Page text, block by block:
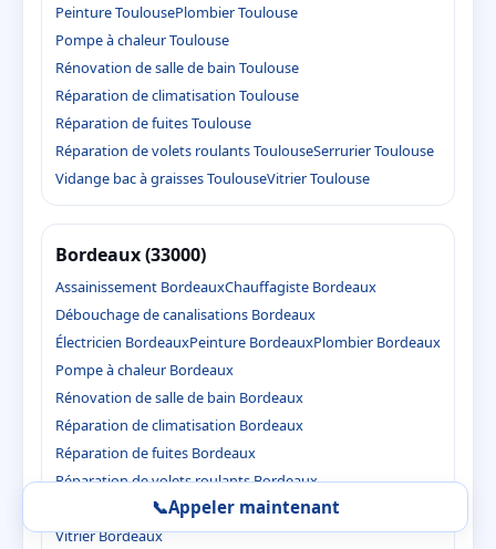
Peinture ToulousePlombier Toulouse
Pompe à chaleur Toulouse
Rénovation de salle de bain Toulouse
Réparation de climatisation Toulouse
Réparation de fuites Toulouse
Réparation de volets roulants ToulouseSerrurier Toulouse
Vidange bac à graisses ToulouseVitrier Toulouse
Bordeaux (33000)
Assainissement BordeauxChauffagiste Bordeaux
Débouchage de canalisations Bordeaux
Électricien BordeauxPeinture BordeauxPlombier Bordeaux
Pompe à chaleur Bordeaux
Rénovation de salle de bain Bordeaux
Réparation de climatisation Bordeaux
Réparation de fuites Bordeaux
Réparation de volets roulants Bordeaux
Serrurier BordeauxVidange bac à graisses Bordeaux
Vitrier Bordeaux
📞Appeler maintenant